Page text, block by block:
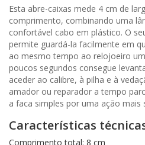
Esta abre-caixas mede 4 cm de
comprimento, combinando uma
confortável cabo em plástico. O
permite guardá-la facilmente em
ao mesmo tempo ao relojoeiro
poucos segundos consegue
aceder ao calibre, à pilha e à
amador ou reparador a tempo
a faca simples por uma ação mais
Características
Comprimento total: 8 cm